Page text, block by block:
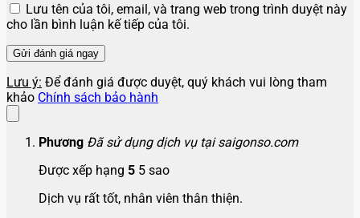
Lưu tên của tôi, email, và trang web trong trình duyệt này
cho lần bình luận kế tiếp của tôi.
Lưu ý: Để đánh giá được duyệt, quý khách vui lòng tham
khảo Chính sách bảo hành
Phương Đã sử dụng dịch vụ tại saigonso.com
Được xếp hạng 5 5 sao
Dịch vụ rất tốt, nhân viên thân thiện.